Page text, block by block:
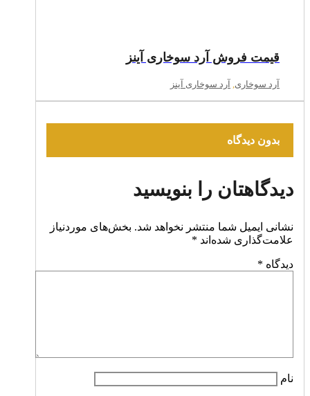
قیمت فروش آرد سوخاری آینز
آرد سوخاری آرد سوخاری آینز
بدون دیدگاه
دیدگاهتان را بنویسید
نشانی ایمیل شما منتشر نخواهد شد. بخش‌های موردنیاز
علامت‌گذاری شده‌اند *
دیدگاه *
نام